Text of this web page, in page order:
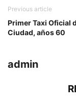
Previous article
Primer Taxi Oficial
Ciudad, años 60
admin